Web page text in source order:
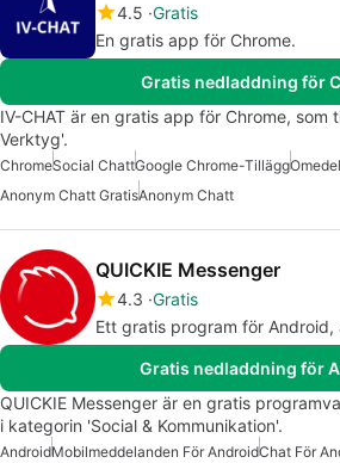
4.5 Gratis
En gratis app för Chrome.
Gratis nedladdning för
IV-CHAT är en gratis app för Chrome, som
Verktyg'.
ChromeSocial ChattGoogle Chrome-Tillägg
Anonym Chatt GratisAnonym Chatt
QUICKIE Messenger
4.3 Gratis
Ett gratis program för Android,
Gratis nedladdning för
QUICKIE Messenger är en gratis
i kategorin 'Social & Kommunikation'.
AndroidMobilmeddelanden För AndroidChat För